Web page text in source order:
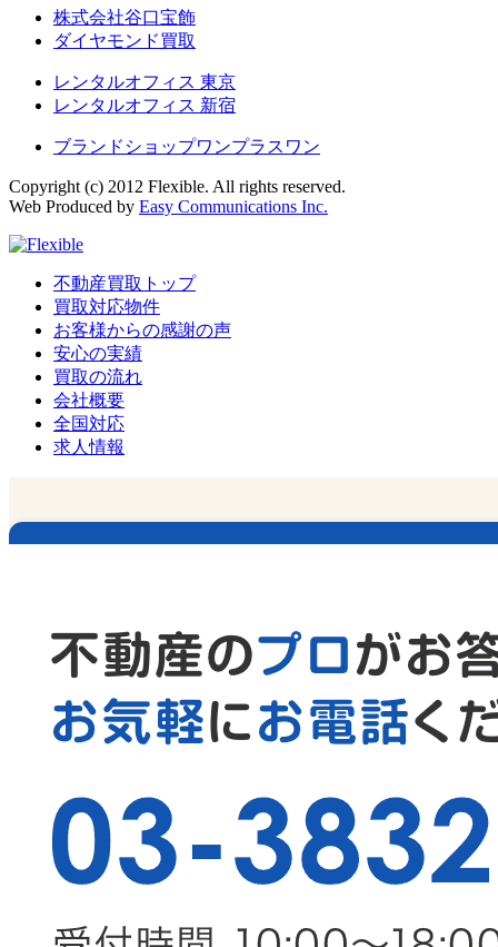
株式会社谷口宝飾
ダイヤモンド買取
レンタルオフィス 東京
レンタルオフィス 新宿
ブランドショップワンプラスワン
Copyright (c) 2012 Flexible. All rights reserved.
Web Produced by Easy Communications Inc.
不動産買取トップ
買取対応物件
お客様からの感謝の声
安心の実績
買取の流れ
会社概要
全国対応
求人情報